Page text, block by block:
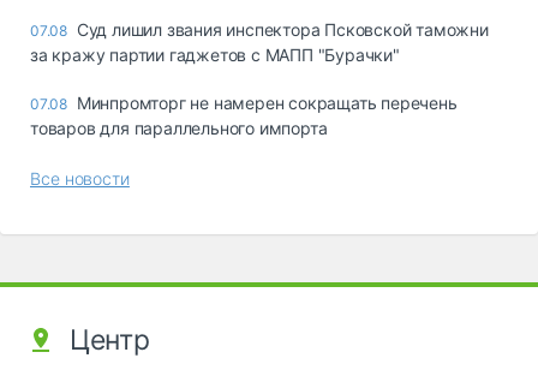
07.08 Суд лишил звания инспектора Псковской таможни
за кражу партии гаджетов с МАПП "Бурачки"
07.08 Минпромторг не намерен сокращать перечень
товаров для параллельного импорта
Все новости
Центр